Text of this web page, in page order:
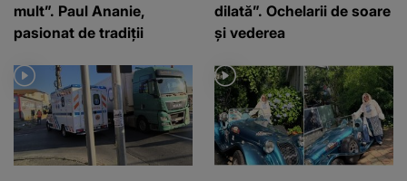
mult”. Paul Ananie,
pasionat de tradiții
dilată”. Ochelarii de soare
și vederea